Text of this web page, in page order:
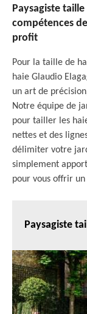
Paysagiste
compétences
profit
Pour la taille de
haie Glaudio
un art de
Notre équipe de
pour tailler les
nettes et des
délimiter votre
simplement
pour vous offrir
Paysagiste